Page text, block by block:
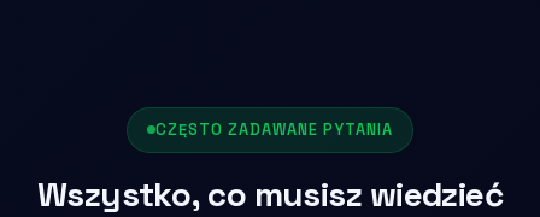
CZĘSTO ZADAWANE PYTANIA
Wszystko, co musisz wiedzieć